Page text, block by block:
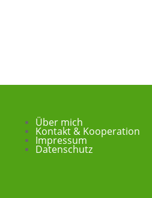
Über mich
Kontakt & Kooperation
Impressum
Datenschutz